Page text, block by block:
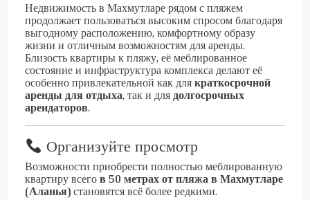
Недвижимость в Махмутларе рядом с пляжем
продолжает пользоваться высоким спросом благодаря
выгодному расположению, комфортному образу
жизни и отличным возможностям для аренды.
Близость квартиры к пляжу, её меблированное
состояние и инфраструктура комплекса делают её
особенно привлекательной как длякраткосрочной
аренды для отдыха, так и длядолгосрочных
арендаторов.
Организуйте просмотр
Возможности приобрести полностью меблированную
квартиру всегов 50 метрах от пляжа в Махмутларе
(Аланья)становятся всё более редкими.